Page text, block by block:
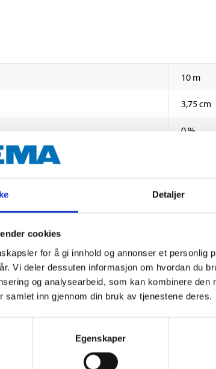
Detaljer
cookies
for å gi innhold og annonser et personlig
Vi deler dessuten informasjon om hvordan du
og analysearbeid, som kan kombinere
samlet inn gjennom din bruk av tjenestene deres.
Egenskaper
10 m
3,75 cm
0 %
Beige
Andre kunder har